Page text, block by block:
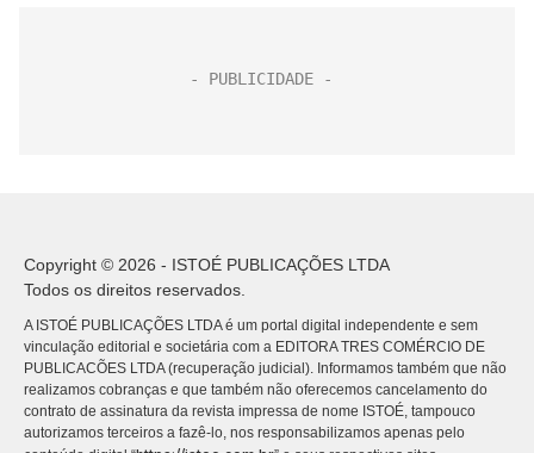
Copyright © 2026 - ISTOÉ PUBLICAÇÕES LTDA
Todos os direitos reservados.
A ISTOÉ PUBLICAÇÕES LTDA é um portal digital independente e sem
vinculação editorial e societária com a EDITORA TRES COMÉRCIO DE
PUBLICACÕES LTDA (recuperação judicial). Informamos também que não
realizamos cobranças e que também não oferecemos cancelamento do
contrato de assinatura da revista impressa de nome ISTOÉ, tampouco
autorizamos terceiros a fazê-lo, nos responsabilizamos apenas pelo